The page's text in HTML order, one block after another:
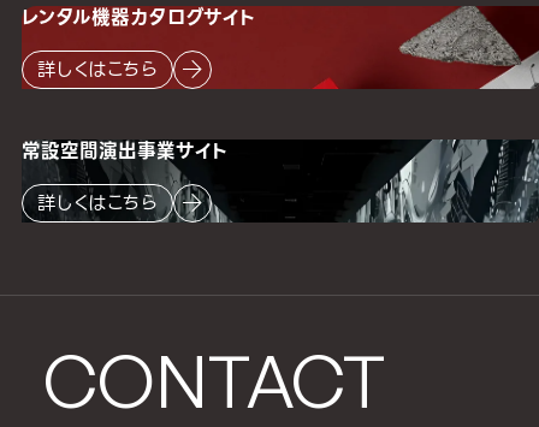
CONTACT
レンタル機器カタログサイト
詳しくはこちら
常設空間演出事業サイト
詳しくはこちら